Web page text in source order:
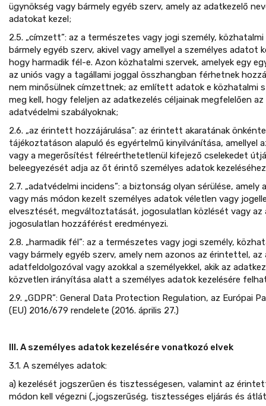
ügynökség vagy bármely egyéb szerv, amely az adatkezelő
adatokat kezel;
2.5. „címzett”: az a természetes vagy jogi személy,
bármely egyéb szerv, akivel vagy amellyel a személyes adatot
hogy harmadik fél-e. Azon közhatalmi szervek, amelyek egy
az uniós vagy a tagállami joggal összhangban férhetnek
nem minősülnek címzettnek; az említett adatok e közhatalmi
meg kell, hogy feleljen az adatkezelés céljainak megfelelően az
adatvédelmi szabályoknak;
2.6. „az érintett hozzájárulása”: az érintett akaratának
tájékoztatáson alapuló és egyértelmű kinyilvánítása, amellyel
vagy a megerősítést félreérthetetlenül kifejező cselekedet
beleegyezését adja az őt érintő személyes adatok
2.7. „adatvédelmi incidens”: a biztonság olyan sérülése,
vagy más módon kezelt személyes adatok véletlen vagy
elvesztését, megváltoztatását, jogosulatlan közlését vagy az
jogosulatlan hozzáférést eredményezi.
2.8. „harmadik fél”: az a természetes vagy jogi személy,
vagy bármely egyéb szerv, amely nem azonos az érintettel, az
adatfeldolgozóval vagy azokkal a személyekkel, akik az
közvetlen irányítása alatt a személyes adatok kezelésére
2.9. „GDPR”: General Data Protection Regulation, az Európai
(EU) 2016/679 rendelete (2016. április 27.)
III. A személyes adatok kezelésére vonatkozó elvek
3.1. A személyes adatok:
a) kezelését jogszerűen és tisztességesen, valamint az
módon kell végezni („jogszerűség, tisztességes eljárás és